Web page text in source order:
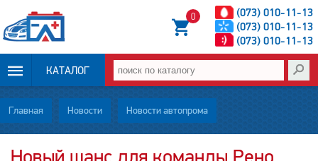
(073) 010-11-13
(073) 010-11-13
(073) 010-11-13
0
КАТАЛОГ
ОПЛАТА И
ДОСТАВКА
Главная Новости Новости автопрома